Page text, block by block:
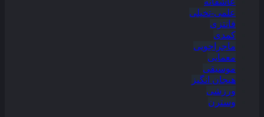
علمی-تخیلی
فانتزی
کمدی
ماجراجویی
معمایی
موسیقی
هیجان انگیز
ورزشی
وسترن